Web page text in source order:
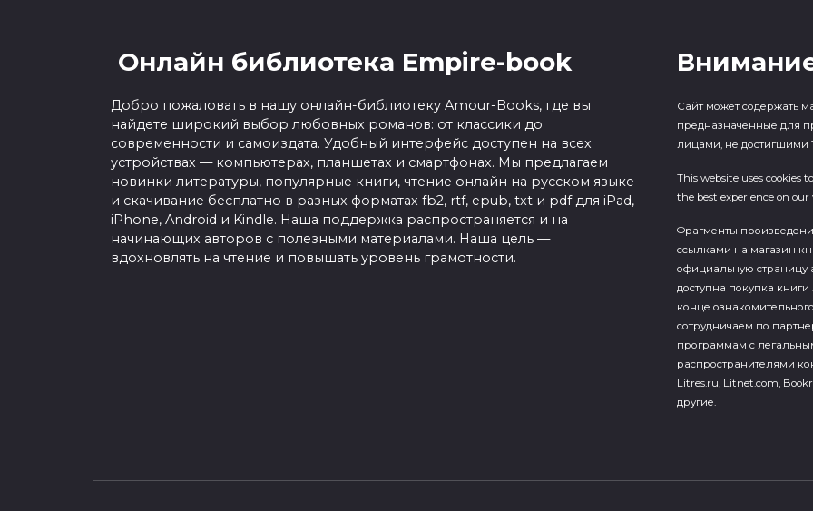
Онлайн библиотека Empire-book
Добро пожаловать в нашу онлайн-библиотеку Amour-Books, где вы
найдете широкий выбор любовных романов: от классики до
современности и самоиздата. Удобный интерфейс доступен на всех
устройствах — компьютерах, планшетах и смартфонах. Мы предлагаем
новинки литературы, популярные книги, чтение онлайн на русском языке
и скачивание бесплатно в разных форматах fb2, rtf, epub, txt и pdf для iPad,
iPhone, Android и Kindle. Наша поддержка распространяется и на
начинающих авторов с полезными материалами. Наша цель —
вдохновлять на чтение и повышать уровень грамотности.
Сайт может содержать
предназначенные для
лицами, не достигшими
This website uses cookies
the best experience on our
Фрагменты
ссылками на магазин
официальную страницу
доступна покупка книги
конце
сотрудничаем по
программам с
распространителями
Litres.ru, Litnet.com,
другие.